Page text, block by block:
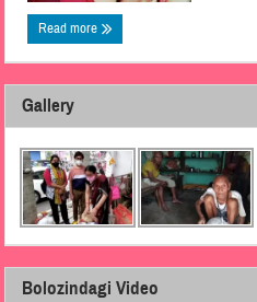
Read more
Gallery
Bolozindagi Video